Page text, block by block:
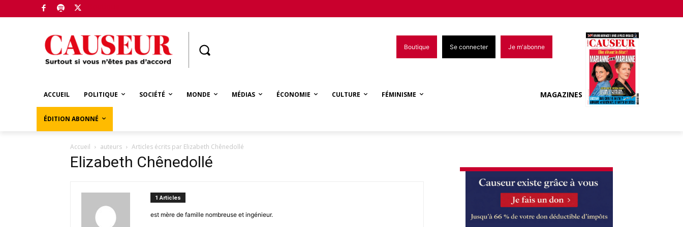
Boutique Se connecter Je m'abonne
ACCUEIL POLITIQUE SOCIÉTÉ MONDE MÉDIAS ÉCONOMIE CULTURE FÉMINISME
ÉDITION ABONNÉ
MAGAZINES
Accueil auteurs Articles écrits par Elizabeth Chênedollé
Elizabeth Chênedollé
1 Articles
est mère de famille nombreuse et ingénieur.